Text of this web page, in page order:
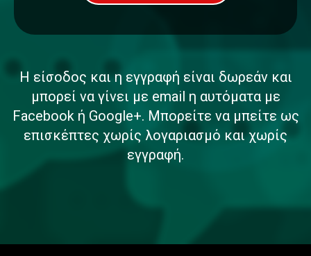
Η είσοδος και η εγγραφή είναι δωρεάν και
μπορεί να γίνει με email η αυτόματα με
Facebook ή Google+. Μπορείτε να μπείτε ως
επισκέπτες χωρίς λογαριασμό και χωρίς
εγγραφή.